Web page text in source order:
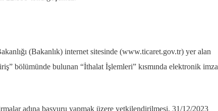
(Bakanlık) internet sitesinde (www.ticaret.gov.tr) yer alan
bölümünde bulunan “İthalat İşlemleri” kısmında elektronik imza
adına başvuru yapmak üzere yetkilendirilmesi, 31/12/2023